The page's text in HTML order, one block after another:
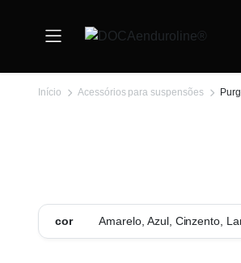
Início Acessórios para suspensões
cor Amarelo, Azul, Cinzento,